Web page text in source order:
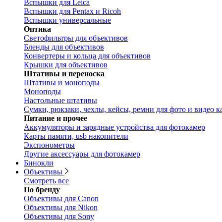
Вспышки для Leica
Вспышки для Pentax и Ricoh
Вспышки универсальные
Оптика
Светофильтры для объективов
Бленды для объективов
Конвертеры и кольца для объективов
Крышки для объективов
Штативы и переноска
Штативы и моноподы
Моноподы
Настольные штативы
Сумки, рюкзаки, чехлы, кейсы, ремни для фото и видео
Питание и прочее
Аккумуляторы и зарядные устройства для фотокамер
Карты памяти, usb накопители
Экспонометры
Другие аксессуары для фотокамер
Бинокли
Объективы
Смотреть все
По бренду
Объективы для Canon
Объективы для Nikon
Объективы для Sony